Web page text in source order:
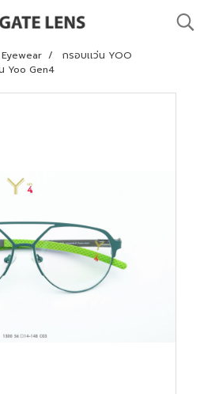
Eyewear
กรอบเเว่น YOO
Yoo Gen4